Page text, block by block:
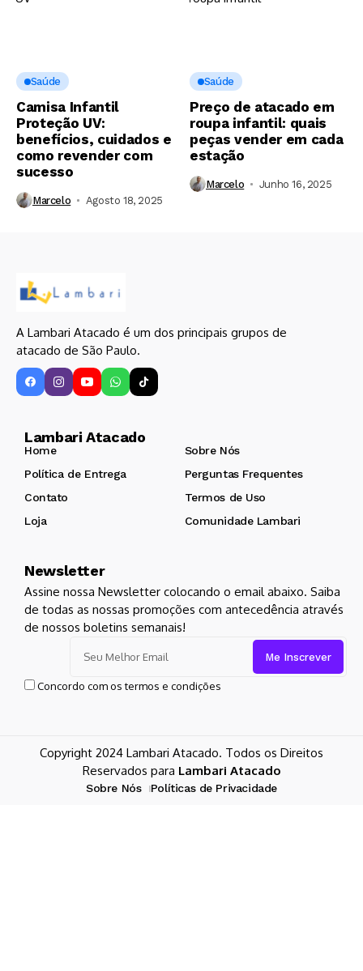
Saúde
Camisa Infantil
Proteção UV:
benefícios, cuidados e
como revender com
sucesso
Marcelo Agosto 18, 2025
Saúde
Preço de atacado em
roupa infantil: quais
peças vender em cada
estação
Marcelo Junho 16, 2025
A Lambari Atacado é um dos principais grupos de
atacado de São Paulo.
Lambari Atacado
Home
Sobre Nós
Política de Entrega
Perguntas Frequentes
Contato
Termos de Uso
Loja
Comunidade Lambari
Newsletter
Assine nossa Newsletter colocando o email abaixo. Saiba
de todas as nossas promoções com antecedência através
de nossos boletins semanais!
Concordo com os termos e condições
Copyright 2024 Lambari Atacado. Todos os Direitos
Reservados para Lambari Atacado
Sobre Nós Políticas de Privacidade